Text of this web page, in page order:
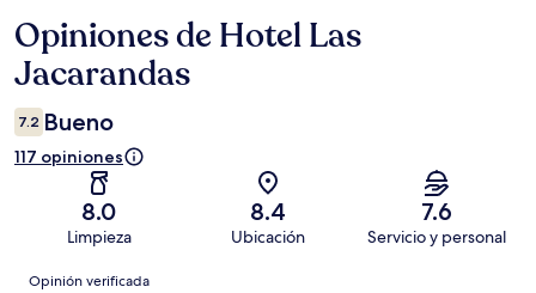
Opiniones
Opiniones de Hotel Las
Jacarandas
7.2 Bueno
117 opiniones
8.0
Limpieza
8.4
Ubicación
7.6
Servicio y personal
Opiniones
Opinión verificada